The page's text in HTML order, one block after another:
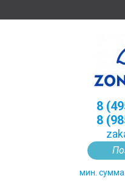
8
8
мин. сумма